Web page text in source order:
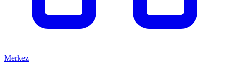
Merkez